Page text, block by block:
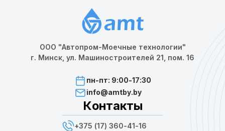
ООО "Автопром-Моечные технологии"
г. Минск, ул. Машиностроителей 21, пом. 16
пн-пт: 9:00-17:30
info@amtby.by
Контакты
+375 (17) 360-41-16